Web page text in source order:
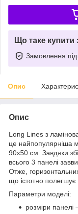
Що таке купити
Замовлення
Опис
Опис
Long Lines з
це найпопулярніша
90х50 см. Завдяки
всього 3 панелі
Отже,
що істотно полегшує
Параметри моделі:
розміри